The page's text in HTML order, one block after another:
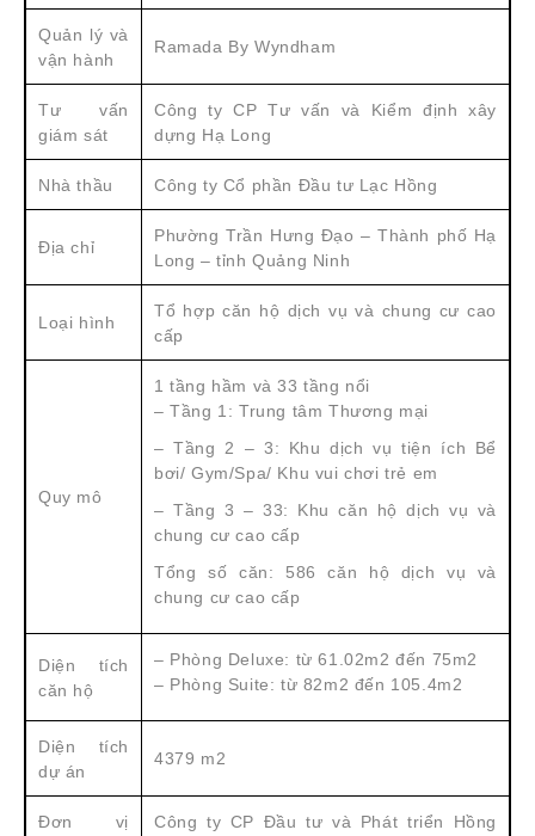
Quản lý và
vận hành
Ramada By Wyndham
Tư vấn
giám sát
Công ty CP Tư vấn và Kiểm định xây
dựng Hạ Long
Nhà thầu Công ty Cổ phần Đầu tư Lạc Hồng
Địa chỉ
Phường Trần Hưng Đạo – Thành phố Hạ
Long – tỉnh Quảng Ninh
Loại hình
Tổ hợp căn hộ dịch vụ và chung cư cao
cấp
Quy mô
1 tầng hầm và 33 tầng nổi
– Tầng 1: Trung tâm Thương mại
– Tầng 2 – 3: Khu dịch vụ tiện ích Bể
bơi/ Gym/Spa/ Khu vui chơi trẻ em
– Tầng 3 – 33: Khu căn hộ dịch vụ và
chung cư cao cấp
Tổng số căn: 586 căn hộ dịch vụ và
chung cư cao cấp
Diện tích
căn hộ
– Phòng Deluxe: từ 61.02m2 đến 75m2
– Phòng Suite: từ 82m2 đến 105.4m2
Diện tích
dự án
4379 m2
Đơn vị
Công ty CP Đầu tư và Phát triển Hồng